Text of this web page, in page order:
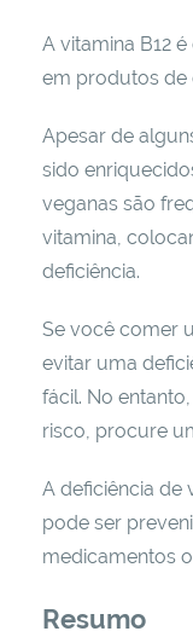
A vitamina B12
em produtos de
Apesar de
sido
veganas são
vitamina,
deficiência.
Se você comer
evitar uma
fácil. No
risco, procure
A deficiência de
pode ser
medicamentos
Resumo